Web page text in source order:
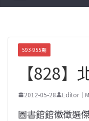
593-955期
【828】
2012-05-28 Editor｜
圖書館館徽徵選